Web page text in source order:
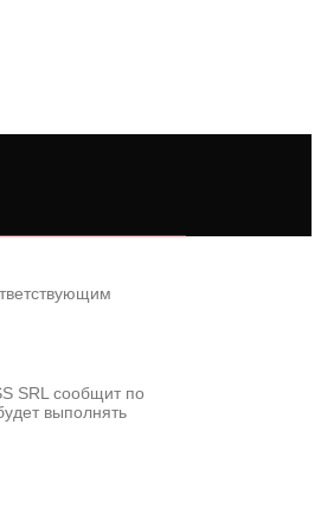
SRL сообщит по
выполнять